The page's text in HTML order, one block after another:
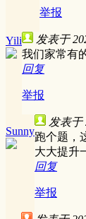
举报
Yili 发表于
我们家常有
回复
举报
Sunny
发表于
跑个题，
大大提升
回复
举报